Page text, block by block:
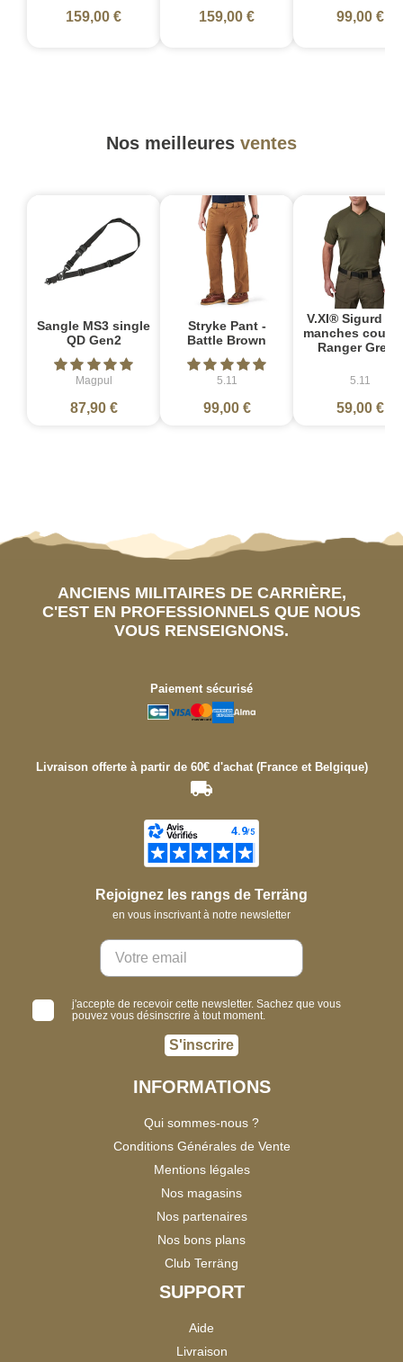
159,00 € 159,00 € 99,00 €
Nos meilleures ventes
Sangle MS3 single
QD Gen2
Magpul
87,90 €
Stryke Pant -
Battle Brown
5.11
99,00 €
V.XI® Sigurd
manches
Ranger Green
5.11
59,00 €
ANCIENS MILITAIRES DE CARRIÈRE,
C'EST EN PROFESSIONNELS QUE NOUS
VOUS RENSEIGNONS.
Paiement sécurisé
Livraison offerte à partir de 60€ d'achat (France et Belgique)
Rejoignez les rangs de Terräng
en vous inscrivant à notre newsletter
j'accepte de recevoir cette newsletter. Sachez que vous
pouvez vous désinscrire à tout moment.
S'inscrire
INFORMATIONS
Qui sommes-nous ?
Conditions Générales de Vente
Mentions légales
Nos magasins
Nos partenaires
Nos bons plans
Club Terräng
SUPPORT
Aide
Livraison